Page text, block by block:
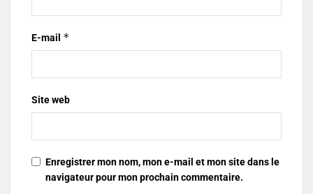
E-mail *
Site web
Enregistrer mon nom, mon e-mail et mon site dans le
navigateur pour mon prochain commentaire.